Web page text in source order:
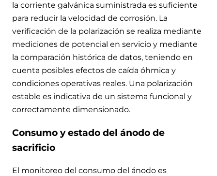
la corriente galvánica suministrada es suficiente
para reducir la velocidad de corrosión. La
verificación de la polarización se realiza mediante
mediciones de potencial en servicio y mediante
la comparación histórica de datos, teniendo en
cuenta posibles efectos de caída óhmica y
condiciones operativas reales. Una polarización
estable es indicativa de un sistema funcional y
correctamente dimensionado.
Consumo y estado del ánodo de
sacrificio
El monitoreo del consumo del ánodo es